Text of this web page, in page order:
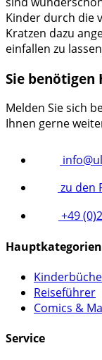
Kinder durch die
Kratzen dazu
einfallen zu
Sie benötigen
Melden Sie sich
Ihnen gerne
zu den
+49
Hauptkategorien
Reiseführer
Comics &
Service